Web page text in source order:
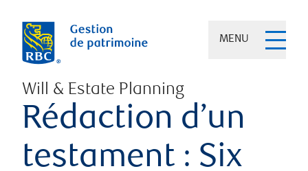
MENU
Will & Estate Planning
Rédaction d’un
testament : Six